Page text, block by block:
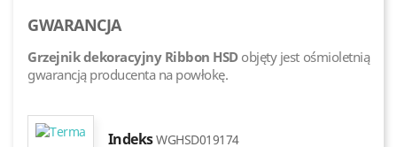
GWARANCJA
Grzejnik dekoracyjny Ribbon HSDobjęty jest ośmioletnią
gwarancją producenta na powłokę.
IndeksWGHSD019174